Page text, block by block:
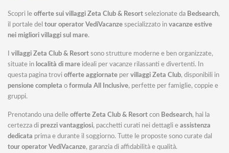
Scopri le offerte sui villaggi Zeta Club & Resort selezionate da Bedsearch,
il portale del tour operator VediVacanze specializzato in vacanze estive
nei migliori villaggi sul mare.
villaggi Zeta Club & Resort sono strutture moderne e ben organizzate,
situate in località di mare ideali per vacanze rilassanti e divertenti. In
questa pagina trovi offerte aggiornate per villaggi Zeta Club, disponibili in
pensione completa o formula All Inclusive, perfette per famiglie, coppie e
gruppi.
Prenotando una delle offerte Zeta Club & Resort con Bedsearch, hai la
certezza di prezzi vantaggiosi, pacchetti curati nei dettagli e assistenza
dedicata prima e durante il soggiorno. Tutte le proposte sono curate dal
tour operator VediVacanze, garanzia di affidabilità e qualità.